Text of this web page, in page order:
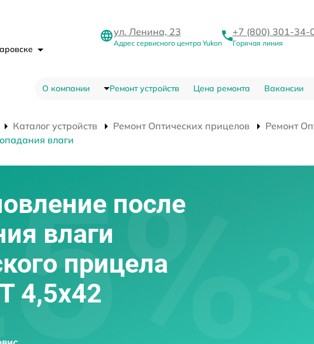
ул. Ленина, 23
Адрес сервисного центра Yukon
+7 (800) 301-34-
Горячая линия
О компании Ремонт устройств Цена ремонта Вакансии
Каталог устройств Ремонт Оптических прицелов
Ремонт
влаги
после
влаги
прицела
4,5х42